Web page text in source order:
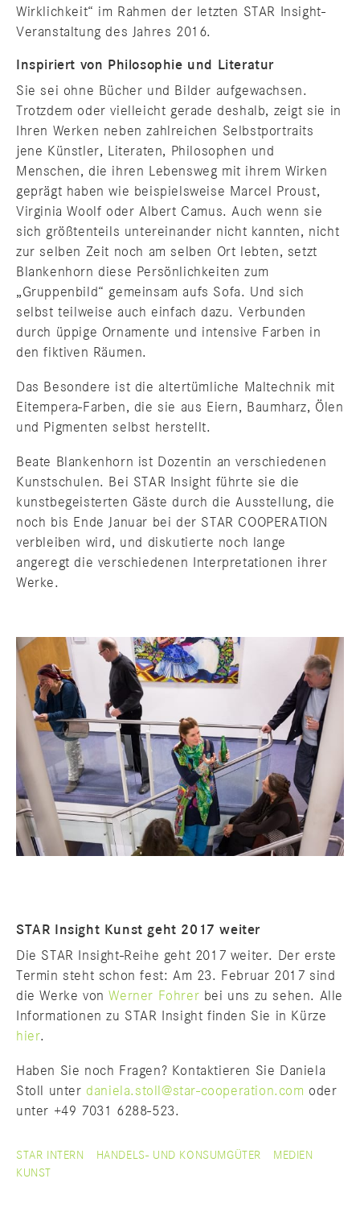
Wirklichkeit“ im Rahmen der letzten STAR Insight-
Veranstaltung des Jahres 2016.
Inspiriert von Philosophie und Literatur
Sie sei ohne Bücher und Bilder aufgewachsen.
Trotzdem oder vielleicht gerade deshalb, zeigt sie in
Ihren Werken neben zahlreichen Selbstportraits
jene Künstler, Literaten, Philosophen und
Menschen, die ihren Lebensweg mit ihrem Wirken
geprägt haben wie beispielsweise Marcel Proust,
Virginia Woolf oder Albert Camus. Auch wenn sie
sich größtenteils untereinander nicht kannten, nicht
zur selben Zeit noch am selben Ort lebten, setzt
Blankenhorn diese Persönlichkeiten zum
„Gruppenbild“ gemeinsam aufs Sofa. Und sich
selbst teilweise auch einfach dazu. Verbunden
durch üppige Ornamente und intensive Farben in
den fiktiven Räumen.
Das Besondere ist die altertümliche Maltechnik mit
Eitempera-Farben, die sie aus Eiern, Baumharz, Ölen
und Pigmenten selbst herstellt.
Beate Blankenhorn ist Dozentin an verschiedenen
Kunstschulen. Bei STAR Insight führte sie die
kunstbegeisterten Gäste durch die Ausstellung, die
noch bis Ende Januar bei der STAR COOPERATION
verbleiben wird, und diskutierte noch lange
angeregt die verschiedenen Interpretationen ihrer
Werke.
STAR Insight Kunst geht 2017 weiter
Die STAR Insight-Reihe geht 2017 weiter. Der erste
Termin steht schon fest: Am 23. Februar 2017 sind
die Werke vonWerner Fohrer bei uns zu sehen. Alle
Informationen zu STAR Insight finden Sie in Kürze
hier.
Haben Sie noch Fragen? Kontaktieren Sie Daniela
Stoll unter daniela.stoll@star-cooperation.com oder
unter +49 7031 6288-523.
STAR INTERN HANDELS- UND KONSUMGÜTER
MEDIEN
KUNST